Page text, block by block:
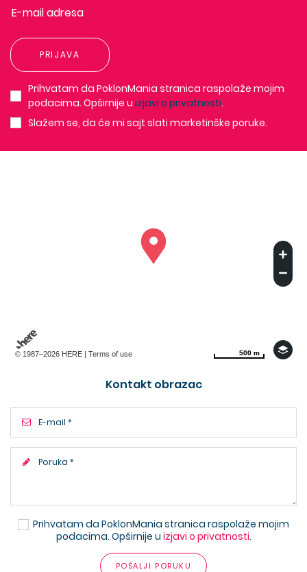
PRIJAVA
Prihvatam da PoklonMania stranica raspolaže mojim
podacima. Opširnije u izjavi o privatnosti.
Slažem se, da će mi sajt slati marketinške poruke.
© 1987–2026 HERE | Terms of use 500 m
500 m
Kontakt obrazac
Prihvatam da PoklonMania stranica raspolaže mojim
podacima. Opširnije u izjavi o privatnosti.
POŠALJI PORUKU